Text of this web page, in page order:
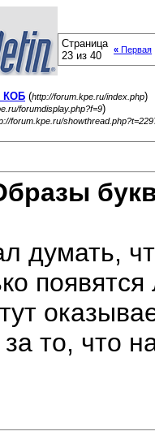
Страница
23 из 40
« Первая
КОБ (http://forum.kpe.ru/index.php)
forumdisplay.php?f=9)
forum.kpe.ru/
думать,
то, что